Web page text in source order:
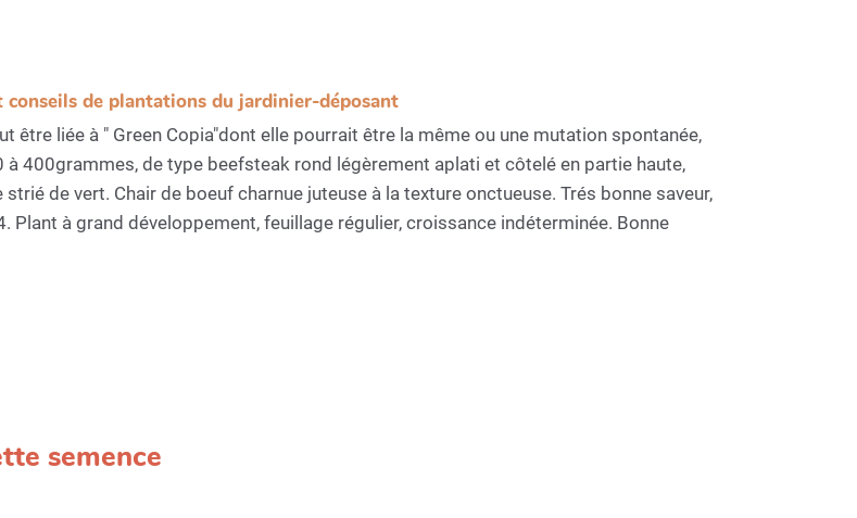
conseils de plantations du jardinier-déposant
être liée à " Green Copia"dont elle pourrait être la même ou une mutation spontanée,
400grammes, de type beefsteak rond légèrement aplati et côtelé en partie haute,
de vert. Chair de boeuf charnue juteuse à la texture onctueuse. Trés bonne saveur,
à grand développement, feuillage régulier, croissance indéterminée. Bonne
semence